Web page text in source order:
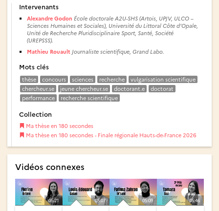
Intervenants
Alexandre Godon École doctorale A2U-SHS (Artois, UPJV, ULCO –
Sciences Humaines et Sociales), Université du Littoral Côte d’Opale,
Unité de Recherche Pluridisciplinaire Sport, Santé, Société
(UREPSSS).
Mathieu Rouault Journaliste scientifique, Grand Labo.
Mots clés
thèse concours sciences recherche
vulgarisation scientifique
chercheur.se
jeune chercheur.se doctorant.e
doctorat
performance
recherche scientifique
Collection
Ma thèse en 180 secondes
Ma thèse en 180 secondes - Finale régionale Hauts-de-France 2026
Vidéos connexes
05:21 05:07 05:09 05:46